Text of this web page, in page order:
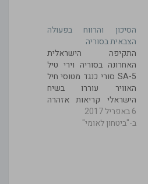
הסיכון והרווח בפעולה
הצבאית בסוריה
התקיפה הישראלית
האחרונה בסוריה וירי טיל
SA-5 סורי כנגד מטוסי חיל
האוויר עוררו בשיח
הישראלי קריאות אזהרה
מפני מגמת הסלמה
והידרדרות בלתי רצויה
6 באפריל 2017
ב-"ביטחון לאומי"